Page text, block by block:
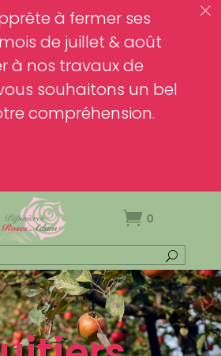
à fermer ses
de juillet & août
à nos travaux de
souhaitons un bel
compréhension.
c
0